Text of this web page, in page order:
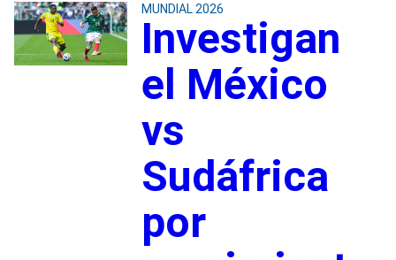
MUNDIAL 2026
Investigan
el México
vs
Sudáfrica
por